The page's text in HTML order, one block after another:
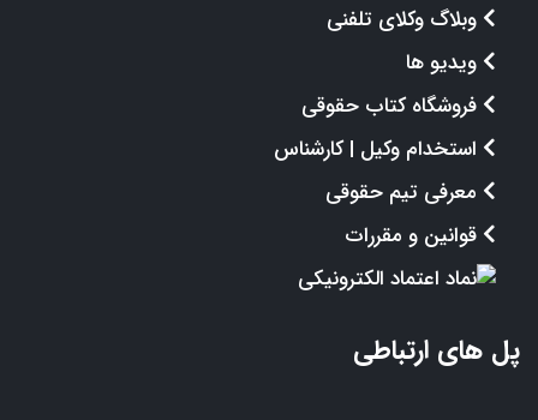
وبلاگ وکلای تلفنی
ویدیو ها
فروشگاه کتاب حقوقی
استخدام وکیل | کارشناس
معرفی تیم حقوقی
قوانین و مقررات
پل های ارتباطی